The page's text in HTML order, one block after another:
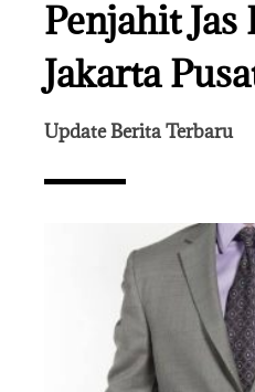
Penjahit
Jakarta
Update Berita Terbaru